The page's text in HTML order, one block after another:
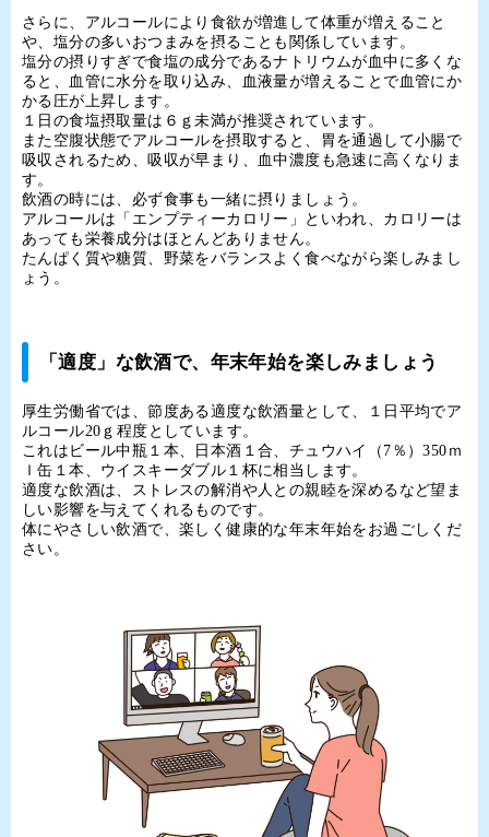
さらに、アルコールにより食欲が増進して体重が増えること
や、塩分の多いおつまみを摂ることも関係しています。
塩分の摂りすぎで食塩の成分であるナトリウムが血中に多くな
ると、血管に水分を取り込み、血液量が増えることで血管にか
かる圧が上昇します。
１日の食塩摂取量は６ｇ未満が推奨されています。
また空腹状態でアルコールを摂取すると、胃を通過して小腸で
吸収されるため、吸収が早まり、血中濃度も急速に高くなりま
す。
飲酒の時には、必ず食事も一緒に摂りましょう。
アルコールは「エンプティーカロリー」といわれ、カロリーは
あっても栄養成分はほとんどありません。
たんぱく質や糖質、野菜をバランスよく食べながら楽しみまし
ょう。
「適度」な飲酒で、年末年始を楽しみましょう
厚生労働省では、節度ある適度な飲酒量として、１日平均でア
ルコール20 ｇ程度としています。
これはビール中瓶１本、日本酒１合、チュウハイ（ 7 ％）350 ｍ
ｌ缶１本、ウイスキーダブル１杯に相当します。
適度な飲酒は、ストレスの解消や人との親睦を深めるなど望ま
しい影響を与えてくれるものです。
体にやさしい飲酒で、楽しく健康的な年末年始をお過ごしくだ
さい。